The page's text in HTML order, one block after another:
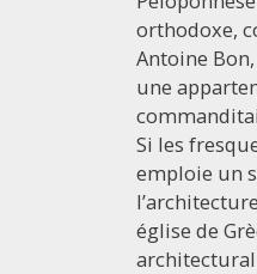
orthodoxe,
Antoine
une
Si les
emploie un
église de